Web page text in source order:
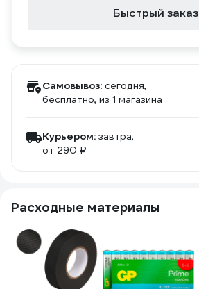
Быстрый заказ
Самовывоз: сегодня,
бесплатно, из 1 магазина
Курьером: завтра,
от 290 ₽
Расходные материалы